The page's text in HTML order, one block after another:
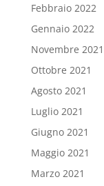
Febbraio 2022
Gennaio 2022
Novembre 2021
Ottobre 2021
Agosto 2021
Luglio 2021
Giugno 2021
Maggio 2021
Marzo 2021